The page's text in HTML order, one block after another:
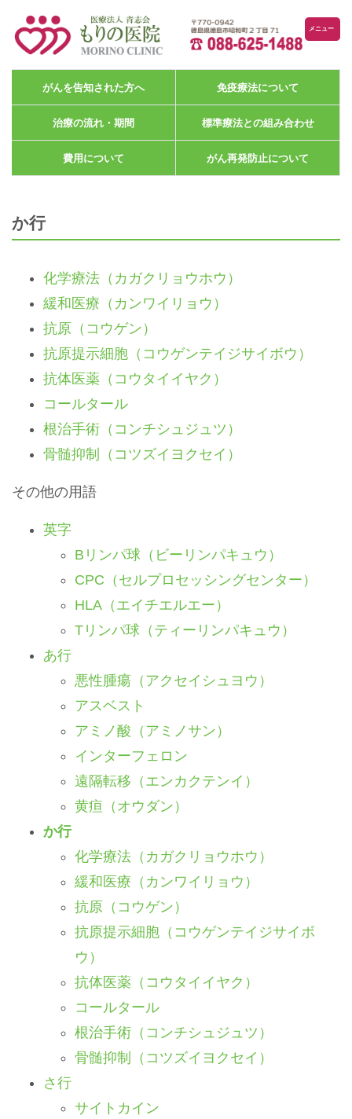
メニュー
がんを告知された方へ 免疫療法について
治療の流れ・期間 標準療法との組み合わせ
費用について がん再発防止について
か行
化学療法（カガクリョウホウ）
緩和医療（カンワイリョウ）
抗原（コウゲン）
抗原提示細胞（コウゲンテイジサイボウ）
抗体医薬（コウタイイヤク）
コールタール
根治手術（コンチシュジュツ）
骨髄抑制（コツズイヨクセイ）
その他の用語
英字
Bリンパ球（ビーリンパキュウ）
CPC（セルプロセッシングセンター）
HLA（エイチエルエー）
Tリンパ球（ティーリンパキュウ）
あ行
悪性腫瘍（アクセイシュヨウ）
アスベスト
アミノ酸（アミノサン）
インターフェロン
遠隔転移（エンカクテンイ）
黄疸（オウダン）
か行
化学療法（カガクリョウホウ）
緩和医療（カンワイリョウ）
抗原（コウゲン）
抗原提示細胞（コウゲンテイジサイボ
ウ）
抗体医薬（コウタイイヤク）
コールタール
根治手術（コンチシュジュツ）
骨髄抑制（コツズイヨクセイ）
さ行
サイトカイン